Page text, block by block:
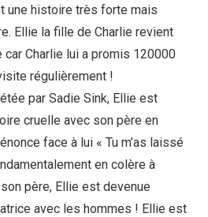
une histoire très forte mais
Ellie la fille de Charlie revient
car Charlie lui a promis 120000
régulièrement !
par Sadie Sink, Ellie est
cruelle avec son père en
face à lui « Tu m’as laissé
en colère à
père, Ellie est devenue
avec les hommes ! Ellie est